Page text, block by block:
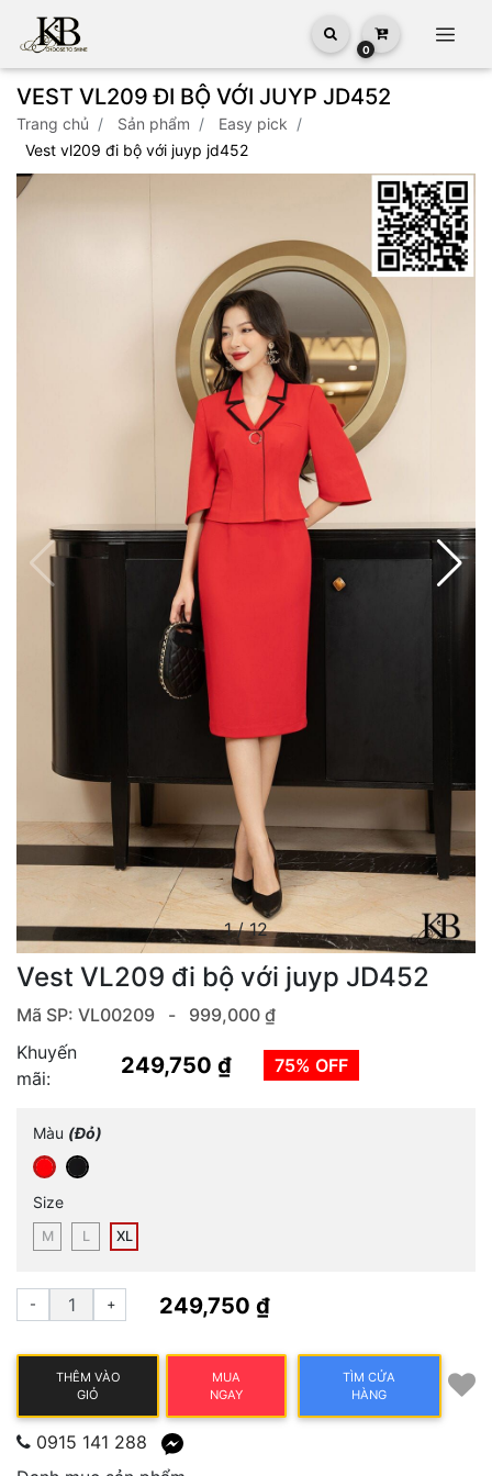
0
VEST VL209 ĐI BỘ VỚI JUYP JD452
trang chủ sản phẩm
easy pick
vest vl209 đi bộ với juyp jd452
1/12
Vest VL209 đi bộ với juyp JD452
Mã SP: VL00209 - 999,000 ₫
Khuyến
mãi:
249,750 ₫ 75% OFF
Màu (Đỏ)
Size
M L XL
- + 249,750 ₫
THÊM VÀO
GIỎ
MUA
NGAY
TÌM CỬA
HÀNG
0915 141 288